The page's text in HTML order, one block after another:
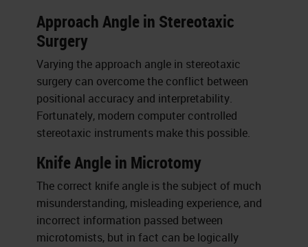
Approach Angle in Stereotaxic
Surgery
Varying the approach angle in stereotaxic
surgery can overcome the conflict between
positional accuracy and interpretability.
Fortunately, modern computer controlled
stereotaxic instruments make this possible.
Knife Angle in Microtomy
The correct knife angle is the subject of much
misunderstanding, misleading experience, and
incorrect information passed between
microtomists, but in fact can be logically